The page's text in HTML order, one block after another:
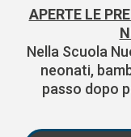
APERTE LE
Nella Scuola
neonati,
passo dopo